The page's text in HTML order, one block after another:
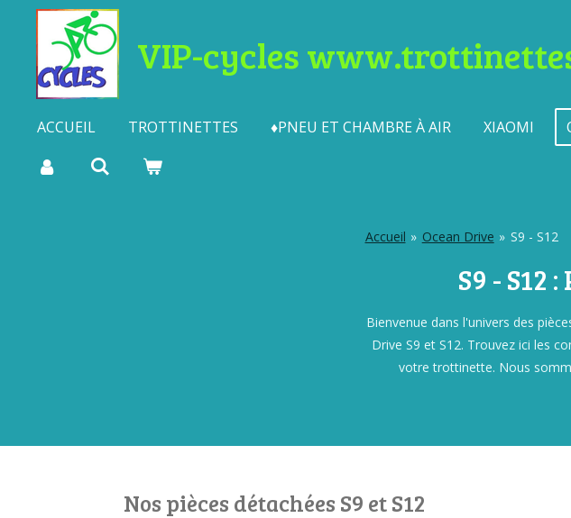
Passer
contenu
principal
VIP-cycles
ACCUEIL TROTTINETTES ♦PNEU ET CHAMBRE À AIR XIAOMI
Accueil » Ocean Drive » S9 - S12
S9 - S12
Bienvenue dans l'univers des
Drive S9 et S12. Trouvez ici les
votre trottinette. Nous
Nos pièces détachées S9 et S12